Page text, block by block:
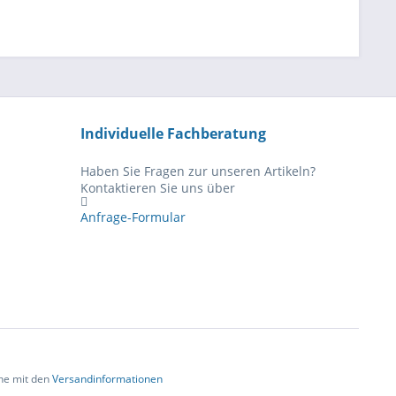
Individuelle Fachberatung
Haben Sie Fragen zur unseren Artikeln?
Kontaktieren Sie uns über
Anfrage-Formular
mit denVersandinformationen